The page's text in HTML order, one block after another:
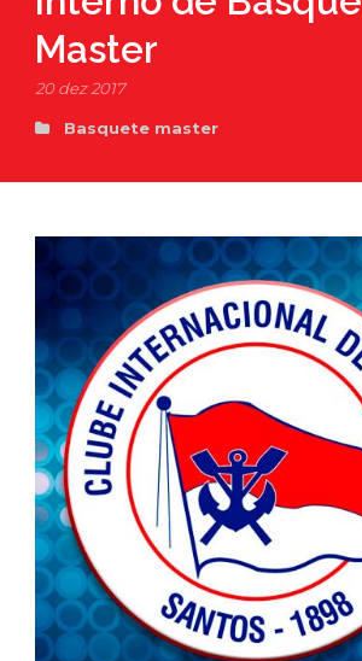
Master
20 dez 2017
Basquete master